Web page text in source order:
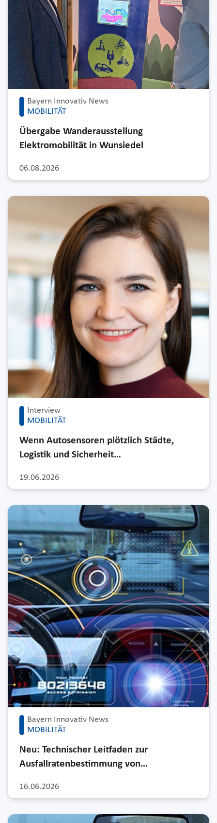
Bayern Innovativ News
MOBILITÄT
06.08.2026
Übergabe Wanderausstellung
Elektromobilität in Wunsiedel
Interview
MOBILITÄT
19.06.2026
Wenn Autosensoren plötzlich Städte,
Logistik und Sicherheit…
Bayern Innovativ News
MOBILITÄT
16.06.2026
Neu: Technischer Leitfaden zur
Ausfallratenbestimmung von…